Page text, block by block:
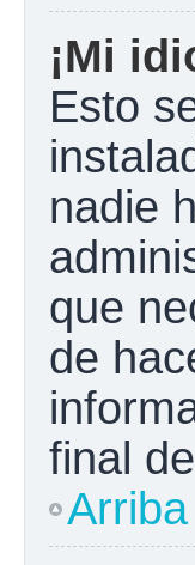
¡Mi
Esto
nadie
que
de
final
Arriba